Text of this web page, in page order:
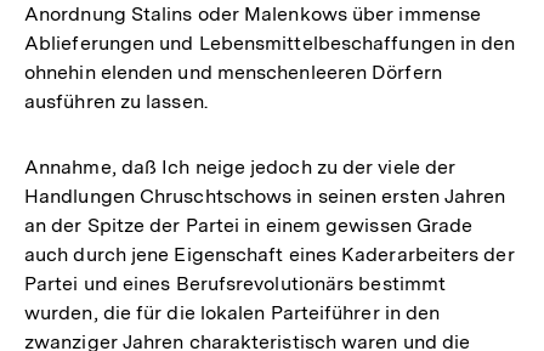
Anordnung Stalins oder Malenkows über immense
Ablieferungen und Lebensmittelbeschaffungen in den
ohnehin elenden und menschenleeren Dörfern
ausführen zu lassen.
Annahme, daß Ich neige jedoch zu der viele der
Handlungen Chruschtschows in seinen ersten Jahren
an der Spitze der Partei in einem gewissen Grade
auch durch jene Eigenschaft eines Kaderarbeiters der
Partei und eines Berufsrevolutionärs bestimmt
wurden, die für die lokalen Parteiführer in den
zwanziger Jahren charakteristisch waren und die